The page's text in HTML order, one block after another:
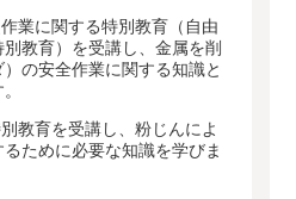
業に関する特別教育（自由
教育）を受講し、金属を削
の安全作業に関する知識と
教育を受講し、粉じんによ
ために必要な知識を学びま